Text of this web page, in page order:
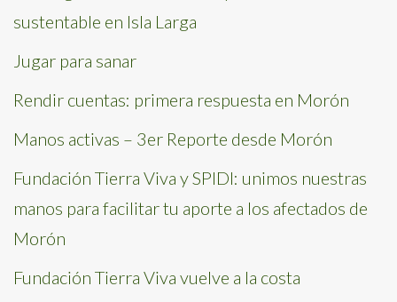
sustentable en Isla Larga
Jugar para sanar
Rendir cuentas: primera respuesta en Morón
Manos activas – 3er Reporte desde Morón
Fundación Tierra Viva y SPIDI: unimos nuestras
manos para facilitar tu aporte a los afectados de
Morón
Fundación Tierra Viva vuelve a la costa